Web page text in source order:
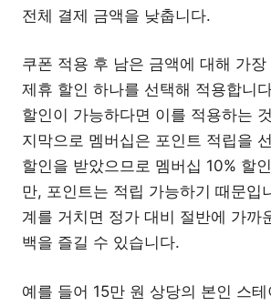
전체 결제 금액을 낮춥니다.
쿠폰 적용 후 남은 금액에 대해 가
제휴 할인 하나를 선택해 적용합니
할인이 가능하다면 이를 적용하는
지막으로 멤버십은 포인트 적립을
할인을 받았으므로 멤버십 10% 할
만, 포인트는 적립 가능하기 때문입
계를 거치면 정가 대비 절반에 가까
백을 즐길 수 있습니다.
예를 들어 15만 원 상당의 본인 스